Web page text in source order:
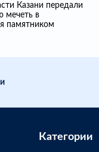
Казани передали
мечеть в
памятником
Категории